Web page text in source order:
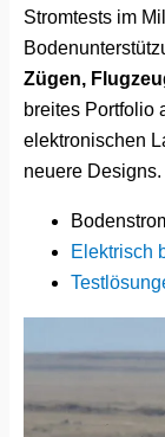
Stromtests im
Zügen,
breites Portfolio
elektronischen
neuere Designs.
Elektrisch